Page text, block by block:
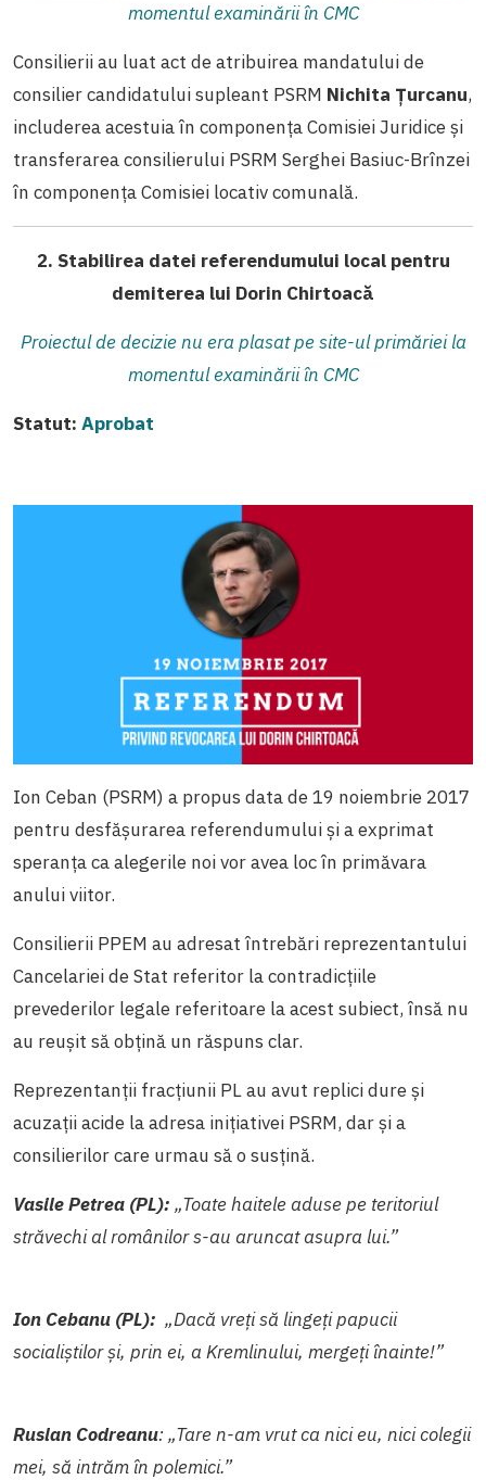
momentul examinării în CMC
Consilierii au luat act de atribuirea mandatului de
consilier candidatului supleant PSRM Nichita Țurcanu,
includerea acestuia în componența Comisiei Juridice și
transferarea consilierului PSRM Serghei Basiuc-Brînzei
în componența Comisiei locativ comunală.
2. Stabilirea datei referendumului local pentru
demiterea lui Dorin Chirtoacă
Proiectul de decizie nu era plasat pe site-ul primăriei la
momentul examinării în CMC
Statut: Aprobat
Ion Ceban (PSRM) a propus data de 19 noiembrie 2017
pentru desfășurarea referendumului și a exprimat
speranța ca alegerile noi vor avea loc în primăvara
anului viitor.
Consilierii PPEM au adresat întrebări reprezentantului
Cancelariei de Stat referitor la contradicțiile
prevederilor legale referitoare la acest subiect, însă nu
au reușit să obțină un răspuns clar.
Reprezentanții fracțiunii PL au avut replici dure și
acuzații acide la adresa inițiativei PSRM, dar și a
consilierilor care urmau să o susțină.
Vasile Petrea (PL): „Toate haitele aduse pe teritoriul
străvechi al românilor s-au aruncat asupra lui.”
Ion Cebanu (PL): „Dacă vreți să lingeți papucii
socialiștilor și, prin ei, a Kremlinului, mergeți înainte!”
Ruslan Codreanu: „Tare n-am vrut ca nici eu, nici colegii
mei, să intrăm în polemici.”